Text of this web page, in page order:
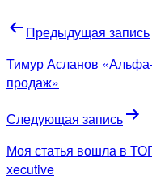
Предыдущая запись
Тимур Асланов
продаж»
Следующая запись
Моя статья вошла в
xecutive